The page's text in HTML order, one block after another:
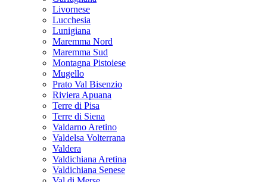
Livornese
Lucchesia
Lunigiana
Maremma Nord
Maremma Sud
Montagna Pistoiese
Mugello
Prato Val Bisenzio
Riviera Apuana
Terre di Pisa
Terre di Siena
Valdarno Aretino
Valdelsa Volterrana
Valdera
Valdichiana Aretina
Valdichiana Senese